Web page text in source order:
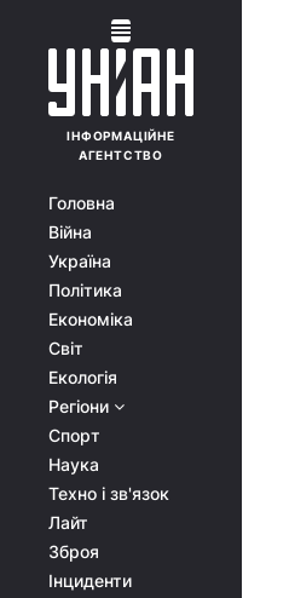
ІНФОРМАЦІЙНЕ
АГЕНТСТВО
Головна
Війна
Україна
Політика
Економіка
Світ
Екологія
Регіони
Спорт
Наука
Техно і зв'язок
Лайт
Зброя
Інциденти